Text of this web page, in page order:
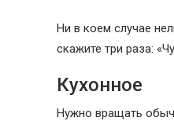
Ни в коем случае
скажите три раза:
Кухонное
Нужно вращать